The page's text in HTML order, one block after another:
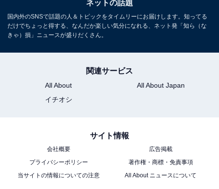
ネットの話題
国内外のSNSで話題の人＆トピックをタイムリーにお届けします。知ってる
だけでちょっと得する、なんだか楽しい気分になれる、ネット発「知ら（な
きゃ）損」ニュースが盛りだくさん。
関連サービス
All About
All About Japan
イチオシ
サイト情報
会社概要
広告掲載
プライバシーポリシー
著作権・商標・免責事項
当サイトの情報についての注意
All About ニュースについて